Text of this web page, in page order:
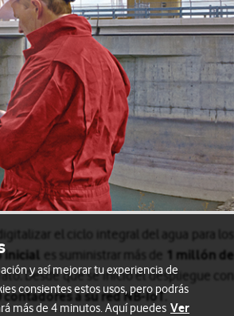
el ciclo integral del agua para los
es suministrar más de 1 millón de
Desde que se inició el despliegue con
a su red NB-IoT.
y así mejorar tu experiencia de
consientes estos usos, pero podrás
más de 4 minutos. Aquí puedes Ver